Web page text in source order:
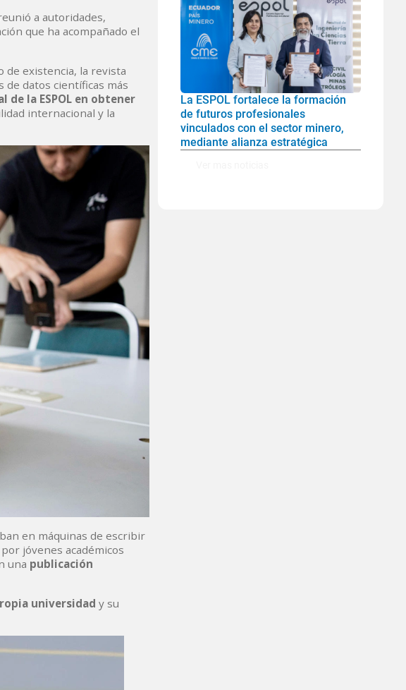
a autoridades,
que ha acompañado el
de existencia, la revista
de datos científicas más
la ESPOL en obtener
internacional y la
en máquinas de escribir
jóvenes académicos
una publicación
universidad y su
La ESPOL fortalece la formación
de futuros profesionales
vinculados con el sector minero,
mediante alianza estratégica